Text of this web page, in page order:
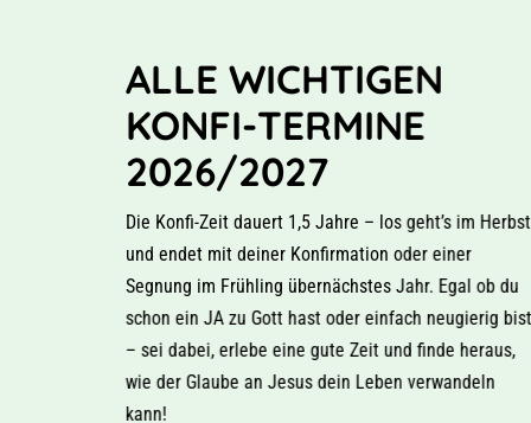
ALLE WICHTIGEN
KONFI-TERMINE
2026/2027
Die Konfi-Zeit dauert 1,5 Jahre – los geht’s im Herbst
und endet mit deiner Konfirmation oder einer
Segnung im Frühling übernächstes Jahr. Egal ob du
schon ein JA zu Gott hast oder einfach neugierig bist
– sei dabei, erlebe eine gute Zeit und finde heraus,
wie der Glaube an Jesus dein Leben verwandeln